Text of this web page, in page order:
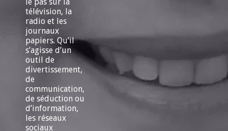
télévision, la
radio et les
journaux
papiers. Qu’il
s’agisse d’un
outil de
divertissement,
de
communication,
de séduction ou
d’information,
les réseaux
sociaux